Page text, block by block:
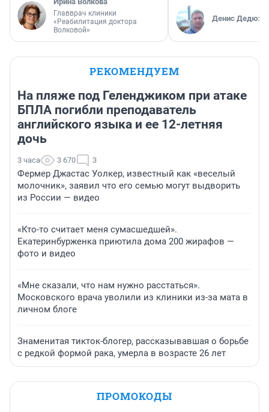
Главврач клиники
«Реабилитация доктора
Волковой»
Денис
РЕКОМЕНДУЕМ
На пляже под Геленджиком при атаке
БПЛА погибли преподаватель
английского языка и ее 12-летняя
дочь
3 часа 3 670 3
Фермер Джастас Уолкер, известный как «веселый
молочник», заявил что его семью могут выдворить
из России — видео
«Кто-то считает меня сумасшедшей».
Екатеринбурженка приютила дома 200 жирафов —
фото и видео
«Мне сказали, что нам нужно расстаться».
Московского врача уволили из клиники из-за мата в
личном блоге
Знаменитая тикток-блогер, рассказывавшая о борьбе
с редкой формой рака, умерла в возрасте 26 лет
ПРОМОКОДЫ